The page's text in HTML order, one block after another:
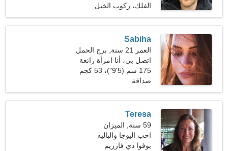
الفلك، ركوب الخيل
Sabiha
العمر 21 سنة, برج الحمل
اتصل بي، أنا امرأة رائعة
175 سم (5'9")، 53 كجم
(116 رطلا)
صداقة
Teresa
59 سنة, الميزان
احب اليوجا والباليه
بوفوا دي فارزيم